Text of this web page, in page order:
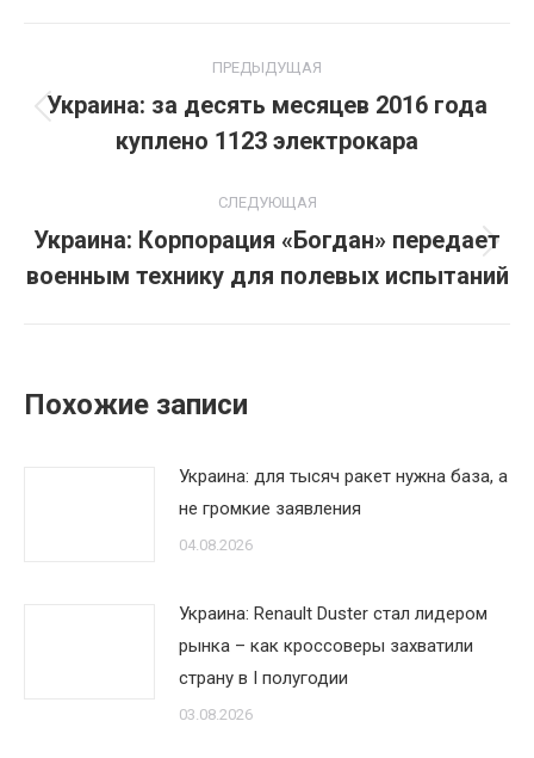
по
записям
ПРЕДЫДУЩАЯ
Предыдущая
запись:
Украина: за десять месяцев 2016 года
куплено 1123 электрокара
СЛЕДУЮЩАЯ
Следующая
запись:
Украина: Корпорация «Богдан» передает
военным технику для полевых испытаний
Похожие записи
Украина: для тысяч ракет нужна база, а
не громкие заявления
04.08.2026
Украина: Renault Duster стал лидером
рынка – как кроссоверы захватили
страну в I полугодии
03.08.2026